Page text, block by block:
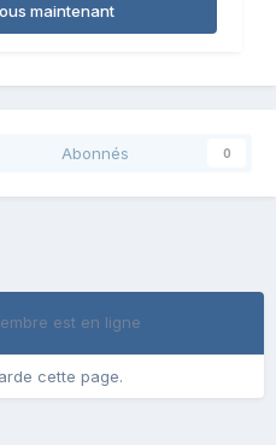
maintenant
Abonnés 0
est en ligne
cette page.